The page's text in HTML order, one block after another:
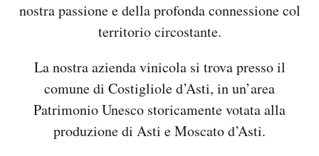
nostra passione e della profonda connessione col
territorio circostante.
La nostra azienda vinicola si trova presso il
comune di Costigliole d’Asti, in un’area
Patrimonio Unesco storicamente votata alla
produzione di Asti e Moscato d’Asti.